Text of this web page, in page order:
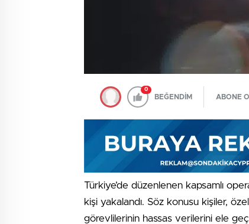
0
BEĞENDİM ABONE
Türkiye’de düzenlenen kapsamlı
kişi yakalandı. Söz konusu kişiler,
görevlilerinin hassas verilerini ele